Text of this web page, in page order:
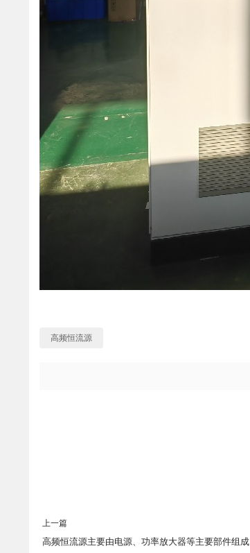
高频恒流源
上一篇
高频恒流源主要由电源、功率放大器等主要部件组成